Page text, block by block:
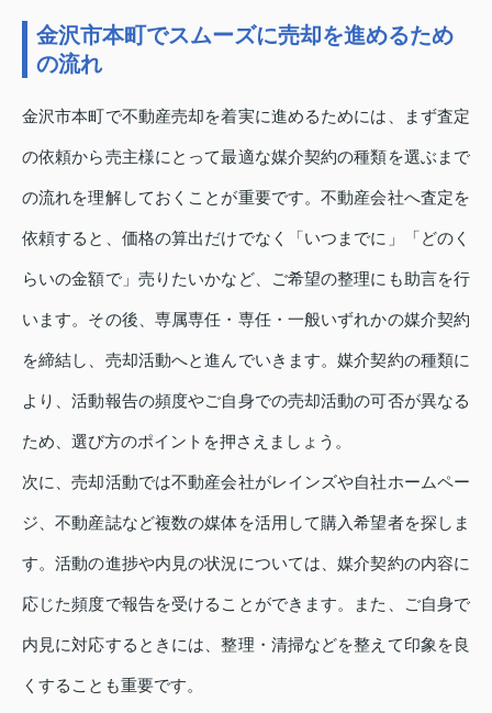
金沢市本町でスムーズに売却を進めるため
の流れ
金沢市本町で不動産売却を着実に進めるためには、まず査定
の依頼から売主様にとって最適な媒介契約の種類を選ぶまで
の流れを理解しておくことが重要です。不動産会社へ査定を
依頼すると、価格の算出だけでなく「いつまでに」「どのく
らいの金額で」売りたいかなど、ご希望の整理にも助言を行
います。その後、専属専任・専任・一般いずれかの媒介契約
を締結し、売却活動へと進んでいきます。媒介契約の種類に
より、活動報告の頻度やご自身での売却活動の可否が異なる
ため、選び方のポイントを押さえましょう。
次に、売却活動では不動産会社がレインズや自社ホームペー
ジ、不動産誌など複数の媒体を活用して購入希望者を探しま
す。活動の進捗や内見の状況については、媒介契約の内容に
応じた頻度で報告を受けることができます。また、ご自身で
内見に対応するときには、整理・清掃などを整えて印象を良
くすることも重要です。